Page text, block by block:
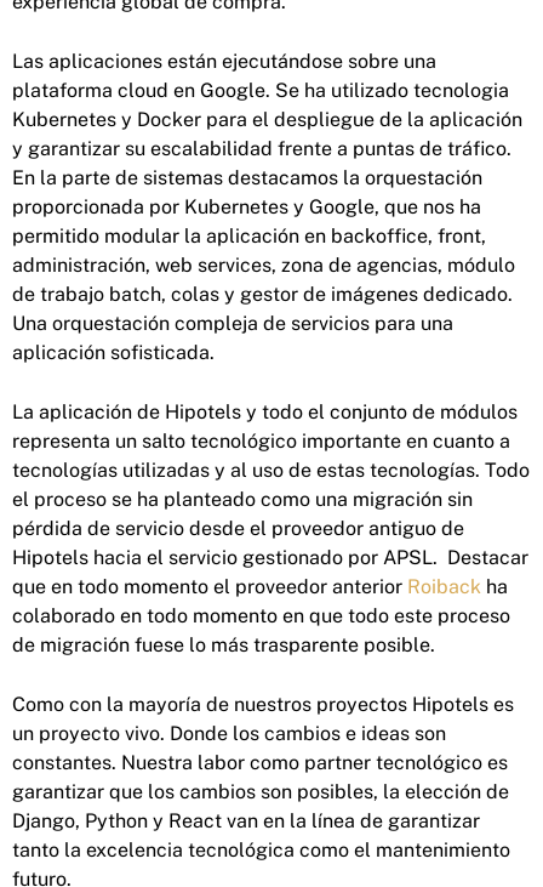
Las aplicaciones están ejecutándose sobre una
plataforma cloud en Google. Se ha utilizado tecnologia
Kubernetes y Docker para el despliegue de la aplicación
y garantizar su escalabilidad frente a puntas de tráfico.
En la parte de sistemas destacamos la orquestación
proporcionada por Kubernetes y Google, que nos ha
permitido modular la aplicación en backoffice, front,
administración, web services, zona de agencias, módulo
de trabajo batch, colas y gestor de imágenes dedicado.
Una orquestación compleja de servicios para una
aplicación sofisticada.
La aplicación de Hipotels y todo el conjunto de módulos
representa un salto tecnológico importante en cuanto a
tecnologías utilizadas y al uso de estas tecnologías. Todo
el proceso se ha planteado como una migración sin
pérdida de servicio desde el proveedor antiguo de
Hipotels hacia el servicio gestionado por APSL. Destacar
que en todo momento el proveedor anterior Roiback ha
colaborado en todo momento en que todo este proceso
de migración fuese lo más trasparente posible.
Como con la mayoría de nuestros proyectos Hipotels es
un proyecto vivo. Donde los cambios e ideas son
constantes. Nuestra labor como partner tecnológico es
garantizar que los cambios son posibles, la elección de
Django, Python y React van en la línea de garantizar
tanto la excelencia tecnológica como el mantenimiento
futuro.